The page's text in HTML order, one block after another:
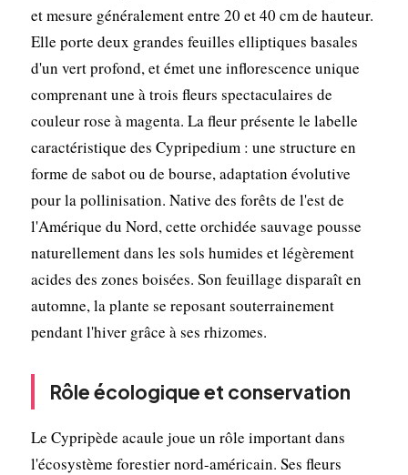
et mesure généralement entre 20 et 40 cm de hauteur.
Elle porte deux grandes feuilles elliptiques basales
d'un vert profond, et émet une inflorescence unique
comprenant une à trois fleurs spectaculaires de
couleur rose à magenta. La fleur présente le labelle
caractéristique des Cypripedium : une structure en
forme de sabot ou de bourse, adaptation évolutive
pour la pollinisation. Native des forêts de l'est de
l'Amérique du Nord, cette orchidée sauvage pousse
naturellement dans les sols humides et légèrement
acides des zones boisées. Son feuillage disparaît en
automne, la plante se reposant souterrainement
pendant l'hiver grâce à ses rhizomes.
Rôle écologique et conservation
Le Cypripède acaule joue un rôle important dans
l'écosystème forestier nord-américain. Ses fleurs